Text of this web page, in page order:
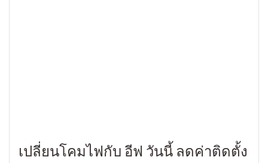
เปลี่ยนโคมไฟกับ อีฟ วันนี้ ลดค่าติดตั้ง